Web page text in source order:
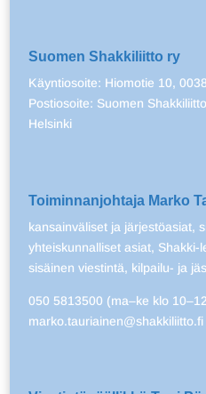
Suomen Shakkiliitto ry
Käyntiosoite: Hiomotie 10,
Postiosoite: Suomen
Helsinki
Toiminnanjohtaja Marko
kansainväliset ja järjestöasiat,
yhteiskunnalliset asiat,
sisäinen viestintä, kilpailu- ja
050 5813500 (ma–ke klo
marko.tauriainen@shakkiliitto.fi